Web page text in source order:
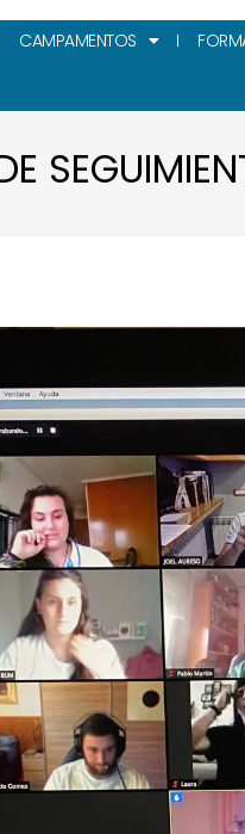
CAMPAMENTOS